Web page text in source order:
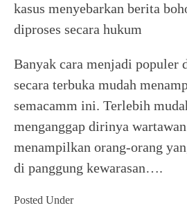
kasus menyebarkan berita
diproses secara hukum
Banyak cara menjadi populer
secara terbuka mudah
semacamm ini. Terlebih
menganggap dirinya
menampilkan orang-orang
di panggung kewarasan….
Posted Under